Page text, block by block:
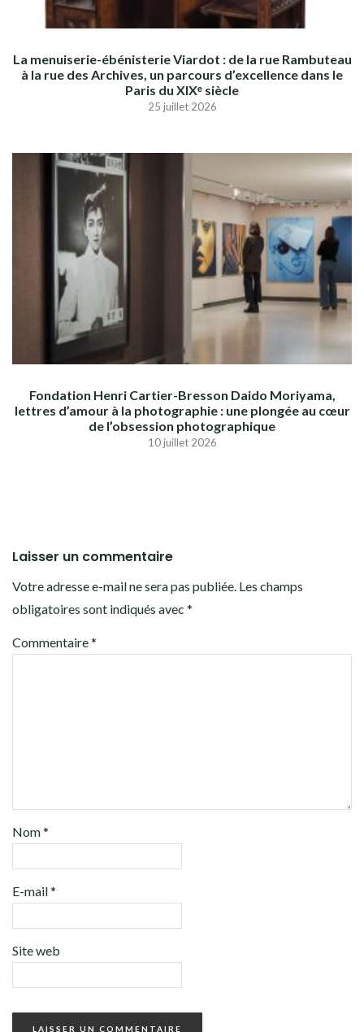
La menuiserie-ébénisterie Viardot : de la rue Rambuteau
à la rue des Archives, un parcours d’excellence dans le
Paris du XIXᵉ siècle
25 juillet 2026
Fondation Henri Cartier-Bresson Daido Moriyama,
lettres d’amour à la photographie : une plongée au cœur
de l’obsession photographique
10 juillet 2026
Laisser un commentaire
Votre adresse e-mail ne sera pas publiée. Les champs
obligatoires sont indiqués avec *
Commentaire*
Nom*
E-mail*
Site web